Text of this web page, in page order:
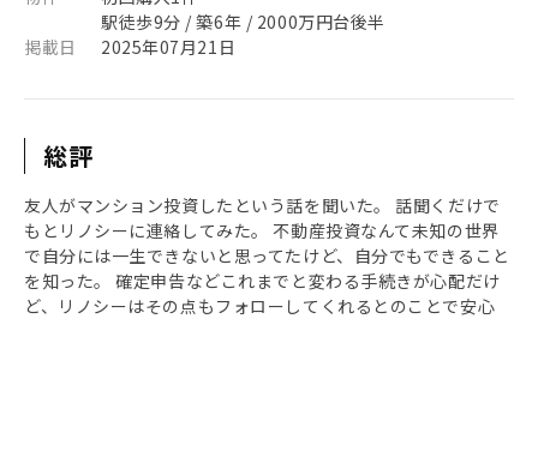
駅徒歩9分 / 築6年 / 2000万円台後半
掲載日
2025年07月21日
総評
友人がマンション投資したという話を聞いた。 話聞くだけで
もとリノシーに連絡してみた。 不動産投資なんて未知の世界
で自分には一生できないと思ってたけど、自分でもできること
を知った。 確定申告などこれまでと変わる手続きが心配だけ
ど、リノシーはその点もフォローしてくれるとのことで安心